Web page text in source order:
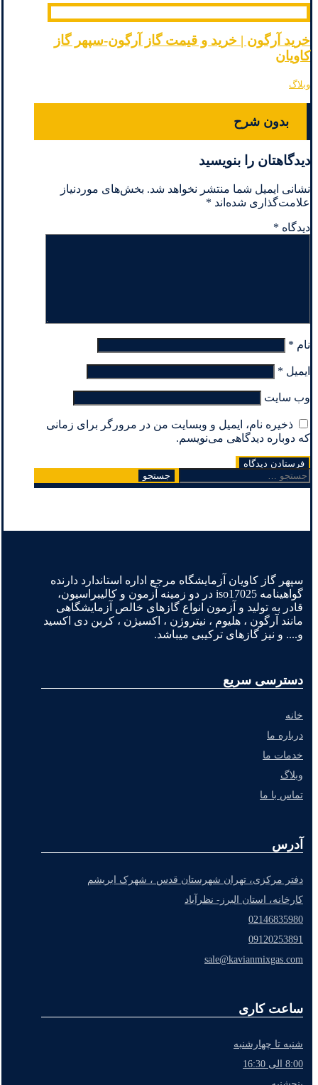
خرید آرگون | خرید و قیمت گاز آرگون-سپهر گاز
کاویان
وبلاگ
بدون شرح
دیدگاهتان را بنویسید
نشانی ایمیل شما منتشر نخواهد شد. بخش‌های موردنیاز
علامت‌گذاری شده‌اند *
دیدگاه *
نام *
ایمیل *
وب‌ سایت
ذخیره نام، ایمیل و وبسایت من در مرورگر برای زمانی
که دوباره دیدگاهی می‌نویسم.
جستجو
برای:
سپهر گاز کاویان آزمایشگاه مرجع اداره استاندارد دارنده
گواهینامه iso17025 در دو زمینه آزمون و کالیبراسیون،
قادر به تولید و آزمون انواع گازهای خالص آزمایشگاهی
مانند آرگون ، هلیوم ، نیتروژن ، اکسیژن ، کربن دی اکسید
و.... و نیز گازهای ترکیبی میباشد.
دسترسی سریع
خانه
درباره ما
خدمات ما
وبلاگ
تماس با ما
آدرس
دفتر مرکزی، تهران شهرستان قدس ، شهرک ابریشم
کارخانه، استان البرز- نظرآباد
02146835980
09120253891
sale@kavianmixgas.com
ساعت کاری
شنبه تا چهارشنبه
8:00 الی 16:30